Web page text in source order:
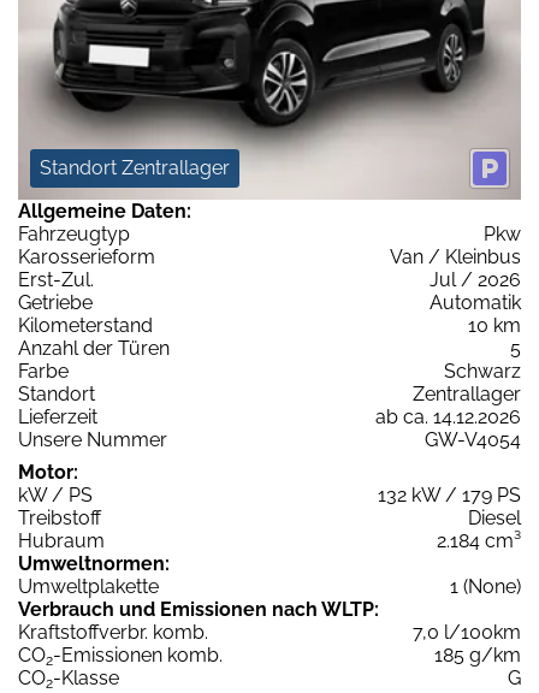
Standort Zentrallager
Allgemeine Daten:
Fahrzeugtyp
Pkw
Karosserieform
Van / Kleinbus
Erst-Zul.
Jul / 2026
Getriebe
Automatik
Kilometerstand
10 km
Anzahl der Türen
5
Farbe
Schwarz
Standort
Zentrallager
Lieferzeit
ab ca. 14.12.2026
Unsere Nummer
GW-V4054
Motor:
kW / PS
132 kW / 179 PS
Treibstoff
Diesel
Hubraum
2.184 cm³
Umweltnormen:
Umweltplakette
1 (None)
Verbrauch und Emissionen nach WLTP:
Kraftstoffverbr. komb.
7,0 l/100km
CO2-Emissionen komb.
185 g/km
CO2-Klasse
G